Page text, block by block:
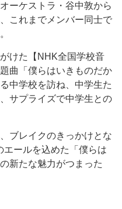
ーケストラ・谷中敦から
これまでメンバー同士で
けた【NHK全国学校音
曲「僕らはいきものだか
中学校を訪ね、中学生た
サプライズで中学生との
ブレイクのきっかけとな
エールを込めた「僕らは
新たな魅力がつまった